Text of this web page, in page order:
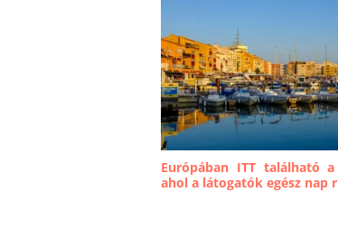
Európában ITT található
ahol a látogatók egész nap